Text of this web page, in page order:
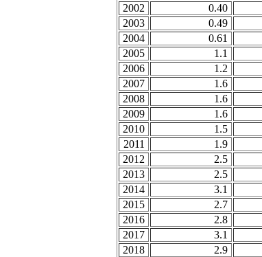
2002
0.40
2003
0.49
2004
0.61
2005
1.1
2006
1.2
2007
1.6
2008
1.6
2009
1.6
2010
1.5
2011
1.9
2012
2.5
2013
2.5
2014
3.1
2015
2.7
2016
2.8
2017
3.1
2018
2.9